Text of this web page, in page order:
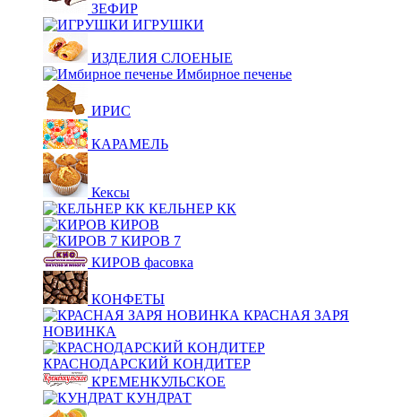
ЗЕФИР
ИГРУШКИ
ИЗДЕЛИЯ СЛОЕНЫЕ
Имбирное печенье
ИРИС
КАРАМЕЛЬ
Кексы
КЕЛЬНЕР КК
КИРОВ
КИРОВ 7
КИРОВ фасовка
КОНФЕТЫ
КРАСНАЯ ЗАРЯ
НОВИНКА
КРАСНОДАРСКИЙ КОНДИТЕР
КРЕМЕНКУЛЬСКОЕ
КУНДРАТ